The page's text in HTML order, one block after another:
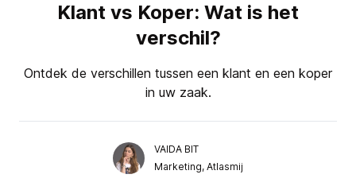
Klant vs Koper: Wat is het
verschil?
Ontdek de verschillen tussen een klant en een koper
in uw zaak.
VAIDA BIT
Marketing, Atlasmij